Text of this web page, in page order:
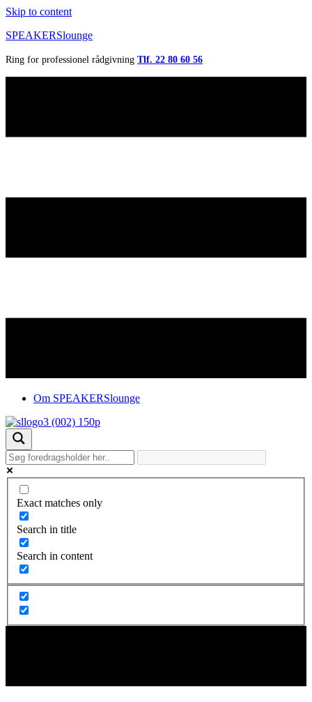
Skip to content
SPEAKERSlounge
Ring for professionel rådgivning Tlf. 22 80 60 56
Om SPEAKERSlounge
Exact matches only
Search in title
Search in content